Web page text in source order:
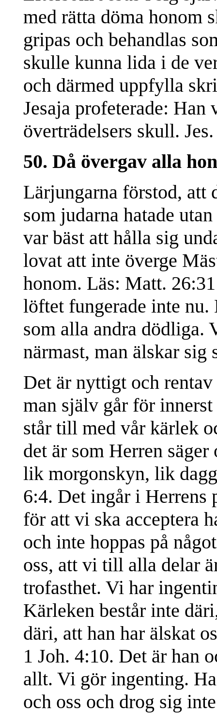
med rätta döma honom
gripas och behandlas
skulle kunna lida i de
och därmed uppfylla
Jesaja profeterade: Han
överträdelsers skull.
50. Då övergav alla
Lärjungarna förstod, att
som judarna hatade
var bäst att hålla sig
lovat att inte överge
honom. Läs: Matt.
löftet fungerade inte nu.
som alla andra dödliga.
närmast, man älskar sig
Det är nyttigt och
man själv går för
står till med vår kärlek
det är som Herren
lik morgonskyn, lik
6:4. Det ingår i Herrens
för att vi ska acceptera
och inte hoppas på
oss, att vi till alla delar
trofasthet. Vi har
Kärleken består inte
däri, att han har älskat
1 Joh. 4:10. Det är han
allt. Vi gör ingenting.
och oss och drog sig